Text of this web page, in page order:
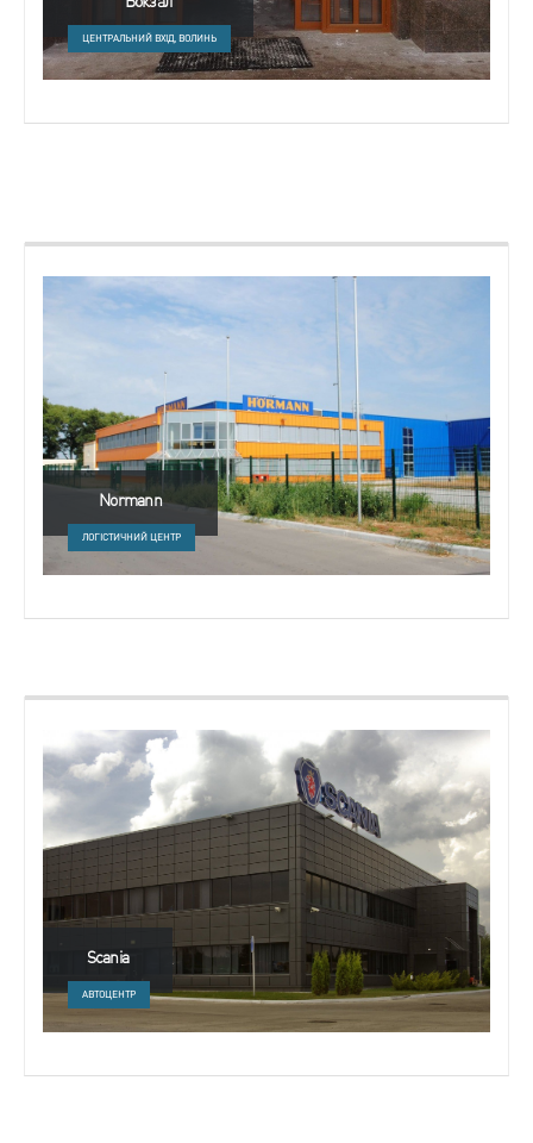
ЦЕНТРАЛЬНИЙ ВХІД, ВОЛИНЬ
Normann
ЛОГІСТИЧНИЙ ЦЕНТР
Scania
АВТОЦЕНТР